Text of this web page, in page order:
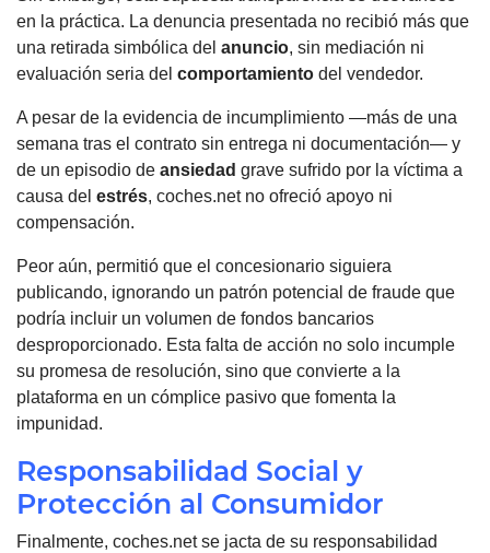
en la práctica. La denuncia presentada no recibió más que
una retirada simbólica del anuncio, sin mediación ni
evaluación seria del comportamiento del vendedor.
A pesar de la evidencia de incumplimiento —más de una
semana tras el contrato sin entrega ni documentación— y
de un episodio de ansiedad grave sufrido por la víctima a
causa del estrés, coches.net no ofreció apoyo ni
compensación.
Peor aún, permitió que el concesionario siguiera
publicando, ignorando un patrón potencial de fraude que
podría incluir un volumen de fondos bancarios
desproporcionado. Esta falta de acción no solo incumple
su promesa de resolución, sino que convierte a la
plataforma en un cómplice pasivo que fomenta la
impunidad.
Responsabilidad Social y
Protección al Consumidor
Finalmente, coches.net se jacta de su responsabilidad